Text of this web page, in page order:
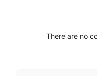
There are no